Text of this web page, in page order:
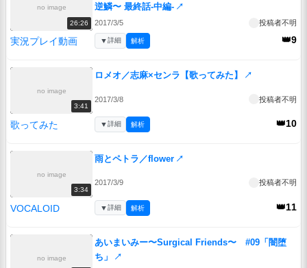
no image
26:26
逆鱗〜 最終話-中編- ↗
2017/3/5 投稿者不明
実況プレイ動画 👑9
▼詳細 解析
no image
3:41
ロメオ／志麻×センラ【歌ってみた】 ↗
2017/3/8 投稿者不明
歌ってみた 👑10
▼詳細 解析
no image
3:34
雨とペトラ／flower ↗
2017/3/9 投稿者不明
VOCALOID 👑11
▼詳細 解析
no image
あいまいみー〜Surgical Friends〜 #09「闇堕
ち」
↗